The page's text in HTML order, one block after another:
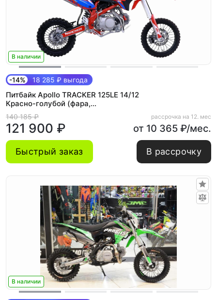
В наличии
-14% 18 285 ₽ выгода
Питбайк Apollo TRACKER 125LE 14/12
Красно-голубой (фара,
электростартер)
140 185 ₽
121 900 ₽
рассрочка на 12. мес
от 10 365 ₽/мес.
Быстрый заказ В рассрочку
В наличии